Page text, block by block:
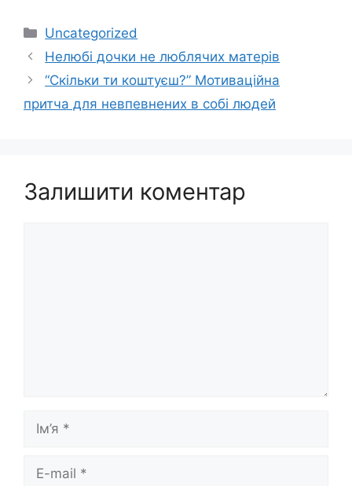
Категорії
Uncategorized
Нелюбі дочки не люблячих матерів
“Скільки ти коштуєш?” Мотиваційна
притча для невпевнених в собі людей
Залишити коментар